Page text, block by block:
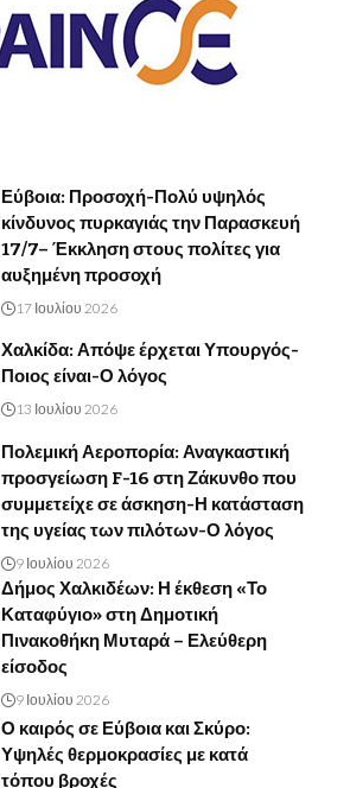
Εύβοια: Προσοχή-Πολύ υψηλός
κίνδυνος πυρκαγιάς την Παρασκευή
17/7– Έκκληση στους πολίτες για
αυξημένη προσοχή
17 Ιουλίου 2026
Χαλκίδα: Απόψε έρχεται Υπουργός-
Ποιος είναι-Ο λόγος
13 Ιουλίου 2026
Πολεμική Αεροπορία: Αναγκαστική
προσγείωση F-16 στη Ζάκυνθο που
συμμετείχε σε άσκηση-Η κατάσταση
της υγείας των πιλότων-Ο λόγος
9 Ιουλίου 2026
Δήμος Χαλκιδέων: Η έκθεση «Το
Καταφύγιο» στη Δημοτική
Πινακοθήκη Μυταρά – Ελεύθερη
είσοδος
9 Ιουλίου 2026
Ο καιρός σε Εύβοια και Σκύρο:
Υψηλές θερμοκρασίες με κατά
τόπου βροχές